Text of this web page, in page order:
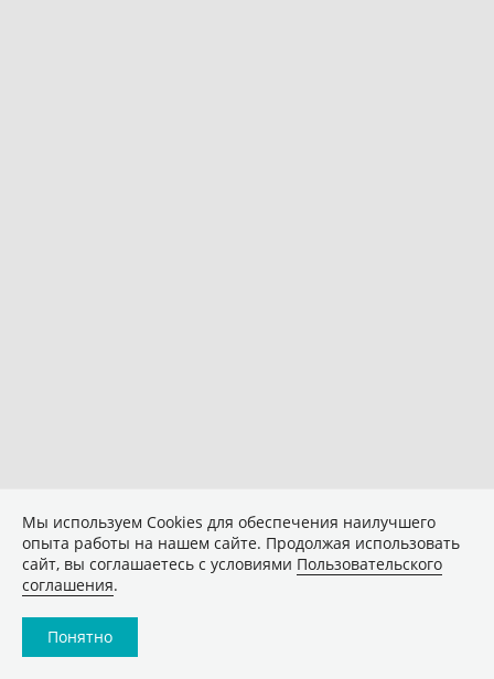
Мы используем Сookies для обеспечения наилучшего
опыта работы на нашем сайте. Продолжая использовать
сайт, вы соглашаетесь с условиями Пользовательского
соглашения.
Понятно